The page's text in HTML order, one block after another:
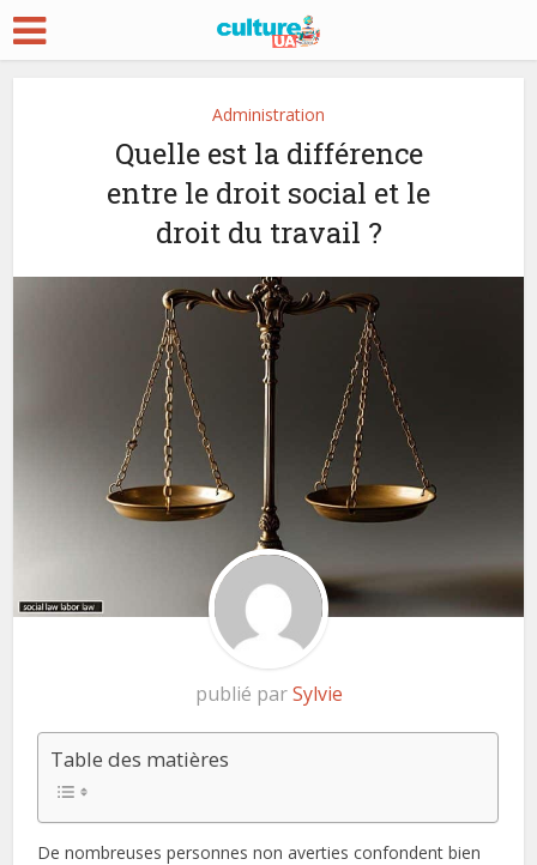
Administration
Quelle est la différence
entre le droit social et le
droit du travail ?
publié parSylvie
Table des matières
De nombreuses personnes non averties confondent bien